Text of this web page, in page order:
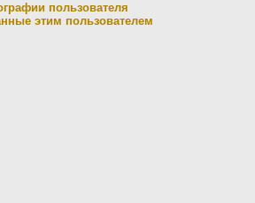
пользователя
этим пользователем